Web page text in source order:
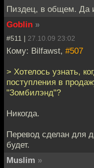
Пиздец, в общем. Да
Goblin »
#511 | 27.10.09 23:02
Кому: Bilfawst, #507
> Хотелось узнать,
поступления в
"Зомбилэнд"?
Никогда.
Перевод сделан для
будет.
Muslim »